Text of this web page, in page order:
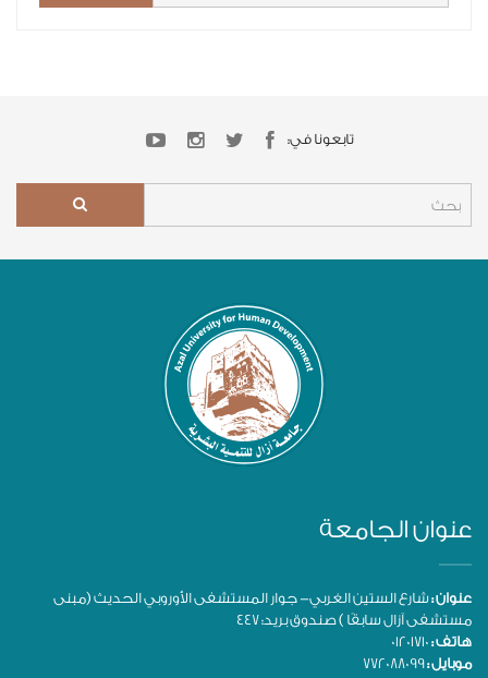
تابعونا في:
عنوان الجامعة
عنوان :شارع الستين الغربي- جوار المستشفى الأوروبي الحديث (مبنى
مستشفى آزال سابقًا ) صندوق بريد: 447
هاتف :
موبايل :